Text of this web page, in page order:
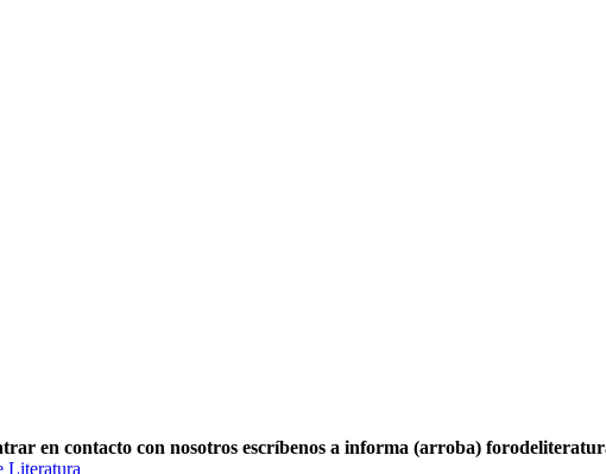
en contacto con nosotros escríbenos a informa (arroba)
Literatura